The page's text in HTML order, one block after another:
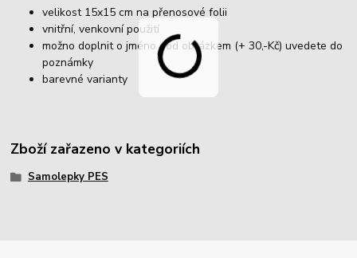
velikost 15x15 cm na přenosové folii
vnitřní, venkovní použití
možno doplnit o jméno pod obrázkem (+ 30,-Kč) uvedete do
poznámky
barevné varianty
Zboží zařazeno v kategoriích
Samolepky PES